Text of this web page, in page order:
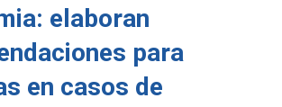
elaboran
para
en casos de